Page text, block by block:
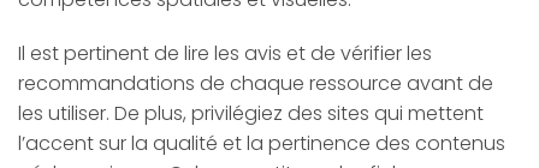
Il est pertinent de lire les avis et de vérifier les
recommandations de chaque ressource avant de
les utiliser. De plus, privilégiez des sites qui mettent
l’accent sur la qualité et la pertinence des contenus